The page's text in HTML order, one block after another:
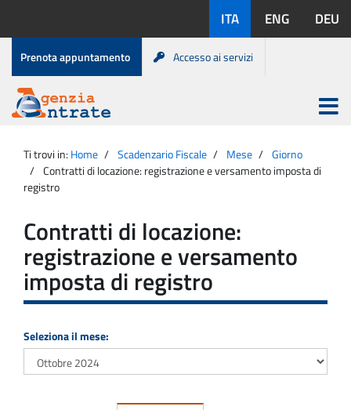
contenuto
disponibili:
ITA ENG DEU
Menu
di
servizio
Prenota appuntamento Accesso ai servizi
Agenzia
Entrate
Apri
menu
principale
Ti trovi in: Home Scadenzario Fiscale Mese
Giorno
Contratti di locazione: registrazione e versamento imposta di
registro
Contratti di locazione:
registrazione e versamento
imposta di registro
Seleziona il mese: